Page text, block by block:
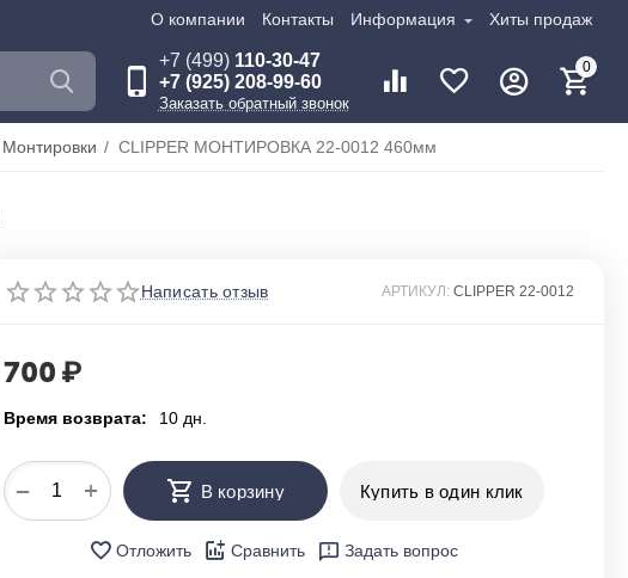
О компании Контакты Информация Хиты продаж
+7 (499)110-30-47
+7 (925) 208-99-60
Заказать обратный звонок
0
Монтировки / CLIPPER МОНТИРОВКА 22-0012 460мм
Написать отзыв АРТИКУЛ: CLIPPER 22-0012
700 ₽
Время возврата: 10 дн.
+
− В корзину Купить в один клик
Отложить Сравнить Задать вопрос